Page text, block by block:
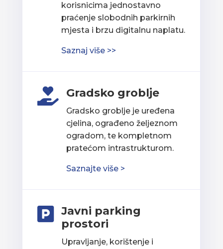
korisnicima jednostavno
praćenje slobodnih parkirnih
mjesta i brzu digitalnu naplatu.
Saznaj više >>
 Gradsko groblje
Gradsko groblje je uređena
cjelina, ograđeno željeznom
ogradom, te kompletnom
pratećom intrastrukturom.
Saznajte više >

Javni parking
prostori
Upravljanje, korištenje i